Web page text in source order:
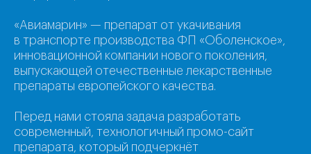
«Авиамарин» — препарат от укачивания
в транспорте производства ФП «Оболенское»,
инновационной компании нового поколения,
выпускающей отечественные лекарственные
препараты европейского качества.
Перед нами стояла задача разработать
современный, технологичный промо-сайт
препарата, который подчеркнёт